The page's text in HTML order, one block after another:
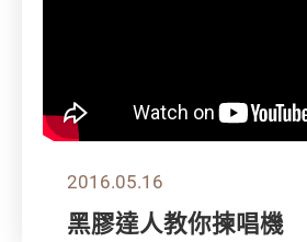
2016.05.16
黑膠達人教你揀唱機